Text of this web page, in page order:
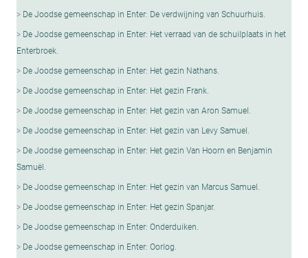
De Joodse gemeenschap in Enter: De verdwijning van Schuurhuis.
De Joodse gemeenschap in Enter: Het verraad van de schuilplaats in het
Enterbroek.
De Joodse gemeenschap in Enter: Het gezin Nathans.
De Joodse gemeenschap in Enter: Het gezin Frank.
De Joodse gemeenschap in Enter: Het gezin van Aron Samuel.
De Joodse gemeenschap in Enter: Het gezin van Levy Samuel.
De Joodse gemeenschap in Enter: Het gezin Van Hoorn en Benjamin
SamuëI.
De Joodse gemeenschap in Enter: Het gezin van Marcus Samuel.
De Joodse gemeenschap in Enter: Het gezin Spanjar.
De Joodse gemeenschap in Enter: Onderduiken.
De Joodse gemeenschap in Enter: Oorlog.